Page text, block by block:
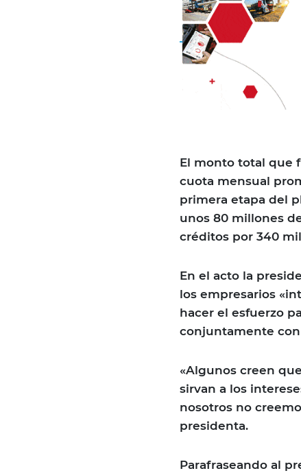
El monto total que
cuota mensual
primera etapa del
unos 80 millones
créditos por 340
En el acto la
los empresarios
hacer el esfuerzo
conjuntamente
«Algunos creen
sirvan a los
nosotros no
presidenta.
Parafraseando al